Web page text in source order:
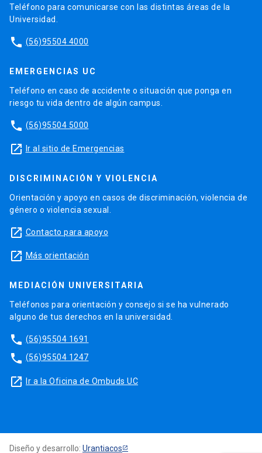
Teléfono para comunicarse con las distintas áreas de la
Universidad.
phone (56)95504 4000
EMERGENCIAS UC
Teléfono en caso de accidente o situación que ponga en
riesgo tu vida dentro de algún campus.
phone (56)95504 5000
launch Ir al sitio de Emergencias
DISCRIMINACIÓN Y VIOLENCIA
Orientación y apoyo en casos de discriminación, violencia de
género o violencia sexual.
launch Contacto para apoyo
launch Más orientación
MEDIACIÓN UNIVERSITARIA
Teléfonos para orientación y consejo si se ha vulnerado
alguno de tus derechos en la universidad.
phone (56)95504 1691
phone (56)95504 1247
launch Ir a la Oficina de Ombuds UC
Diseño y desarrollo: Urantiacos